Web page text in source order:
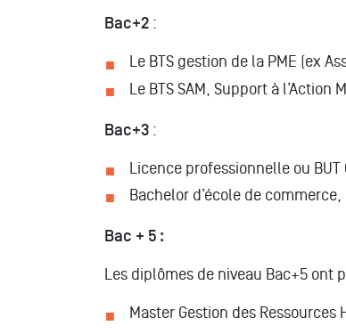
Bac+2 :
Le BTS gestion de la PME (ex
Le BTS SAM, Support à
Bac+3 :
Licence professionnelle ou BUT
Bachelor d’école de
Bac + 5 :
Les diplômes de niveau Bac+5 ont
Master Gestion des Ressources